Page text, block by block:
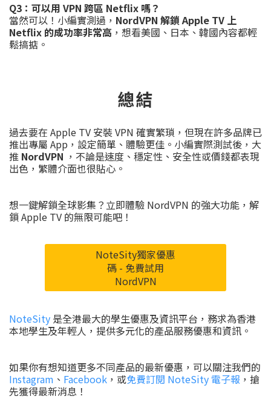
Q3：可以用 VPN 跨區 Netflix 嗎？
當然可以！小編實測過， NordVPN 解鎖 Apple TV 上
Netflix 的成功率非常高 ，想看美國、日本、韓國內容都輕
鬆搞掂。
總結
過去要在 Apple TV 安裝 VPN 確實繁瑣，但現在許多品牌已
推出專屬 App，設定簡單、體驗更佳。小編實際測試後，大
推 NordVPN ，不論是速度、穩定性、安全性或價錢都表現
出色，繁體介面也很貼心。
想一鍵解鎖全球影集？立即體驗 NordVPN 的強大功能，解
鎖 Apple TV 的無限可能吧！
NoteSity獨家優惠
碼 - 免費試用
NordVPN
NoteSity 是全港最大的學生優惠及資訊平台，務求為香港
本地學生及年輕人，提供多元化的產品服務優惠和資訊。
如果你有想知道更多不同產品的最新優惠，可以關注我們的
Instagram 、 Facebook ，或免費訂閱 NoteSity 電子報 ，搶
先獲得最新消息！